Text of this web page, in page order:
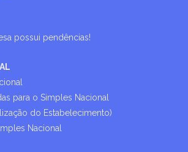
possui pendências!
para o Simples Nacional
do Estabelecimento)
Nacional